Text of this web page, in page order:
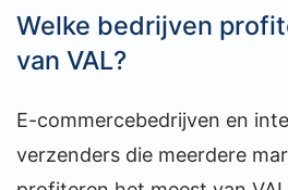
Welke bedrijven
van VAL?
E-commercebedrijven en
verzenders die meerdere